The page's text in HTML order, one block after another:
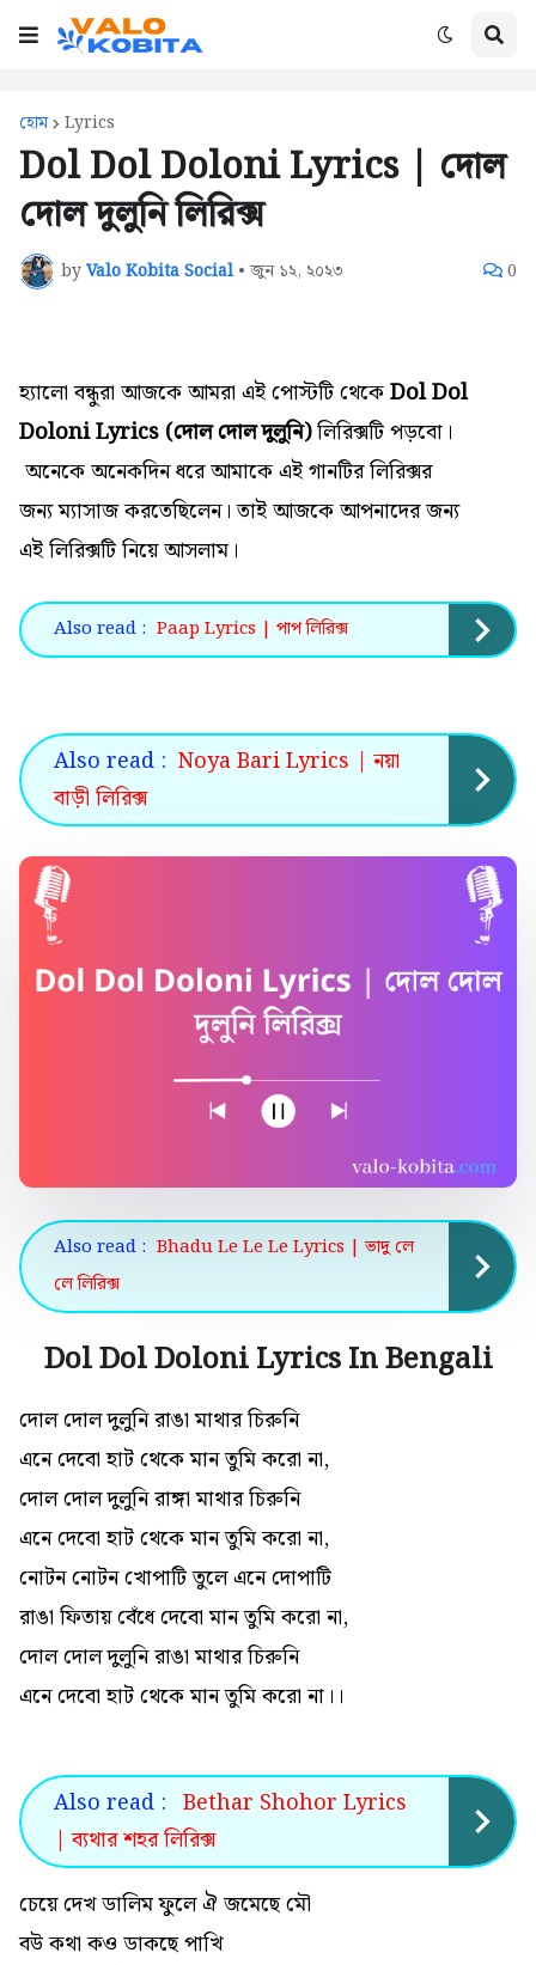
হোম Lyrics
Dol Dol Doloni Lyrics | দোল
দোল দুলুনি লিরিক্স
byValo Kobita Social • জুন ১২, ২০২৩ 0
হ্যালো বন্ধুরা আজকে আমরা এই পোস্টটি থেকেDol Dol
Doloni Lyrics (দোল দোল দুলুনি)লিরিক্সটি পড়বো।
অনেকেঅনেকদিন ধরে আমাকে এই গানটিরলিরিক্সর
জন্যম্যাসাজ করতেছিলেন। তাই আজকে আপনাদের জন্য
এইলিরিক্সটি নিয়ে আসলাম।
Also read : Paap Lyrics | পাপ লিরিক্স
Also read : Noya Bari Lyrics | নয়া
বাড়ী লিরিক্স
Also read : Bhadu Le Le Le Lyrics | ভাদু লে
লে লিরিক্স
Dol Dol Doloni Lyrics In Bengali
দোল দোল দুলুনি রাঙা মাথার চিরুনি
এনে দেবো হাট থেকে মান তুমি করো না,
দোল দোল দুলুনি রাঙ্গা মাথার চিরুনি
এনে দেবো হাট থেকে মান তুমি করো না,
নোটন নোটন খোপাটি তুলে এনে দোপাটি
রাঙা ফিতায় বেঁধে দেবো মান তুমি করো না,
দোল দোল দুলুনি রাঙা মাথার চিরুনি
এনে দেবো হাট থেকে মান তুমি করো না।।
Also read : Bethar Shohor Lyrics
| ব্যথার শহর লিরিক্স
চেয়ে দেখ ডালিম ফুলে ঐ জমেছে মৌ
বউ কথা কও ডাকছে পাখি